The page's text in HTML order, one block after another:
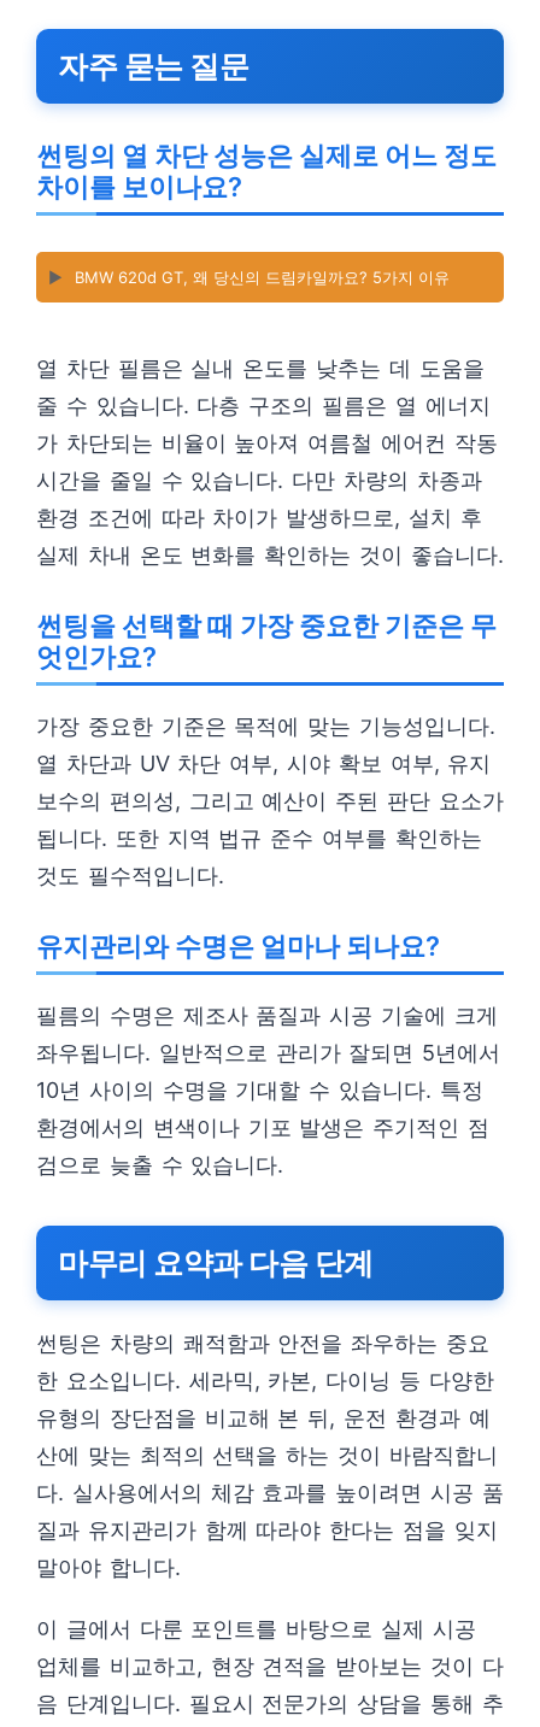
자주 묻는 질문
썬팅의 열 차단 성능은 실제로 어느 정도
차이를 보이나요?
▶️ BMW 620d GT, 왜 당신의 드림카일까요? 5가지 이유
열 차단 필름은 실내 온도를 낮추는 데 도움을
줄 수 있습니다. 다층 구조의 필름은 열 에너지
가 차단되는 비율이 높아져 여름철 에어컨 작동
시간을 줄일 수 있습니다. 다만 차량의 차종과
환경 조건에 따라 차이가 발생하므로, 설치 후
실제 차내 온도 변화를 확인하는 것이 좋습니다.
썬팅을 선택할 때 가장 중요한 기준은 무
엇인가요?
가장 중요한 기준은 목적에 맞는 기능성입니다.
열 차단과 UV 차단 여부, 시야 확보 여부, 유지
보수의 편의성, 그리고 예산이 주된 판단 요소가
됩니다. 또한 지역 법규 준수 여부를 확인하는
것도 필수적입니다.
유지관리와 수명은 얼마나 되나요?
필름의 수명은 제조사 품질과 시공 기술에 크게
좌우됩니다. 일반적으로 관리가 잘되면 5년에서
10년 사이의 수명을 기대할 수 있습니다. 특정
환경에서의 변색이나 기포 발생은 주기적인 점
검으로 늦출 수 있습니다.
마무리 요약과 다음 단계
썬팅은 차량의 쾌적함과 안전을 좌우하는 중요
한 요소입니다. 세라믹, 카본, 다이닝 등 다양한
유형의 장단점을 비교해 본 뒤, 운전 환경과 예
산에 맞는 최적의 선택을 하는 것이 바람직합니
다. 실사용에서의 체감 효과를 높이려면 시공 품
질과 유지관리가 함께 따라야 한다는 점을 잊지
말아야 합니다.
이 글에서 다룬 포인트를 바탕으로 실제 시공
업체를 비교하고, 현장 견적을 받아보는 것이 다
음 단계입니다. 필요시 전문가의 상담을 통해 추